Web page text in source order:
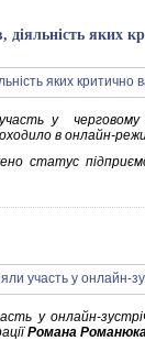
діяльність яких
у черговому
в онлайн-
статус
у онлайн-
Романа